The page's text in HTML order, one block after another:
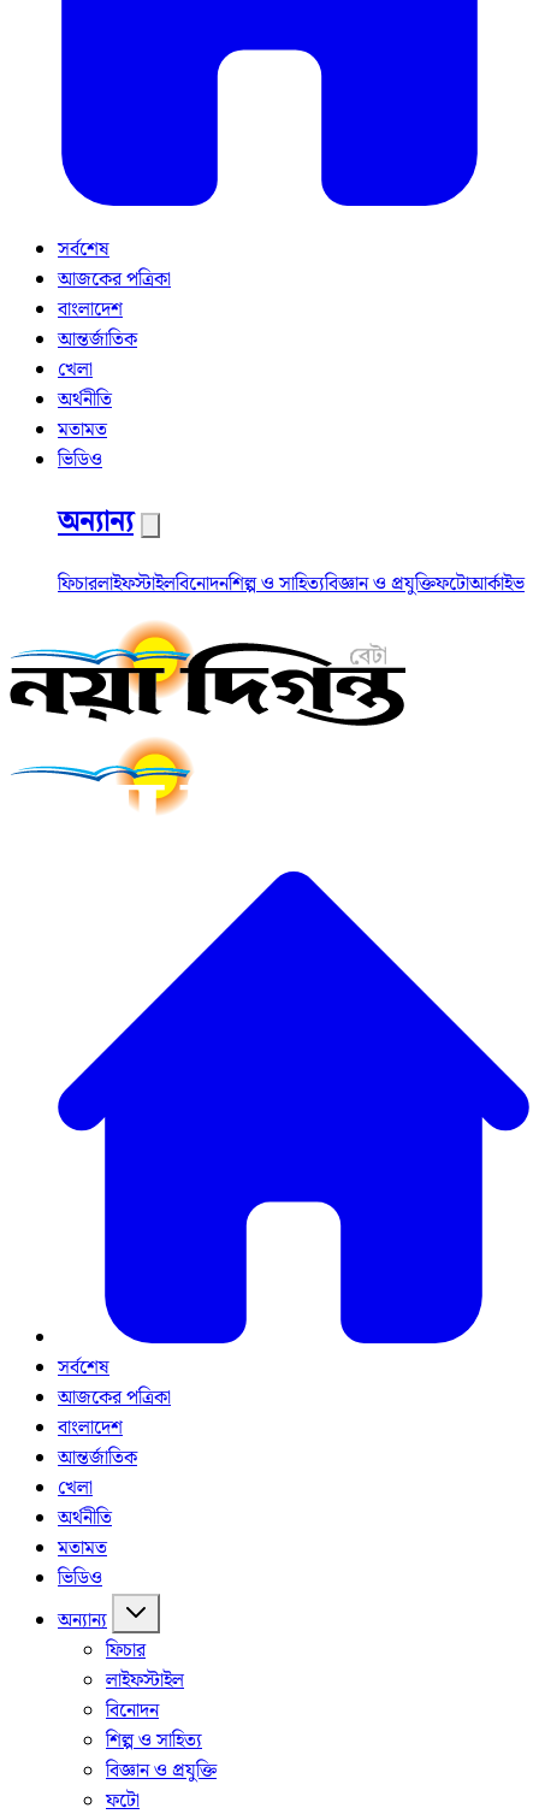
সর্বশেষ
আজকের পত্রিকা
বাংলাদেশ
আন্তর্জাতিক
খেলা
অর্থনীতি
মতামত
ভিডিও
অন্যান্য
ফিচারলাইফস্টাইলবিনোদনশিল্প ও সাহিত্যবিজ্ঞান ও প্রযুক্তিফটোআর্কাইভ
সর্বশেষ
আজকের পত্রিকা
বাংলাদেশ
আন্তর্জাতিক
খেলা
অর্থনীতি
মতামত
ভিডিও
অন্যান্য
ফিচার
লাইফস্টাইল
বিনোদন
শিল্প ও সাহিত্য
বিজ্ঞান ও প্রযুক্তি
ফটো